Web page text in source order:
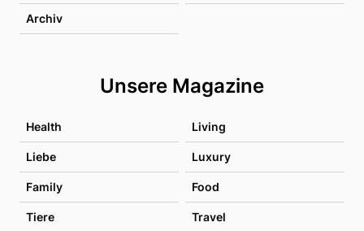
Archiv
Unsere Magazine
Health Living
Liebe Luxury
Family Food
Tiere Travel